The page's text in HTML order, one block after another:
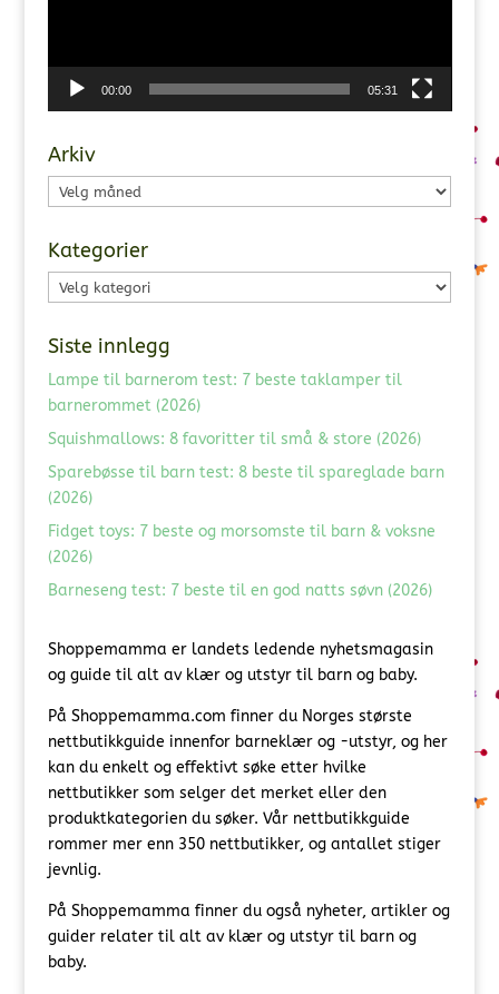
00:00 05:31
Arkiv
Arkiv
Kategorier
Kategorier
Siste innlegg
Lampe til barnerom test: 7 beste taklamper til
barnerommet (2026)
Squishmallows: 8 favoritter til små & store (2026)
Sparebøsse til barn test: 8 beste til spareglade barn
(2026)
Fidget toys: 7 beste og morsomste til barn & voksne
(2026)
Barneseng test: 7 beste til en god natts søvn (2026)
Shoppemamma er landets ledende nyhetsmagasin
og guide til alt av klær og utstyr til barn og baby.
På Shoppemamma.com finner du Norges største
nettbutikkguide innenfor barneklær og -utstyr, og her
kan du enkelt og effektivt søke etter hvilke
nettbutikker som selger det merket eller den
produktkategorien du søker. Vår nettbutikkguide
rommer mer enn 350 nettbutikker, og antallet stiger
jevnlig.
På Shoppemamma finner du også nyheter, artikler og
guider relater til alt av klær og utstyr til barn og
baby.